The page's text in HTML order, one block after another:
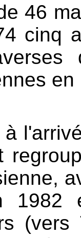
46
cinq
à
1982